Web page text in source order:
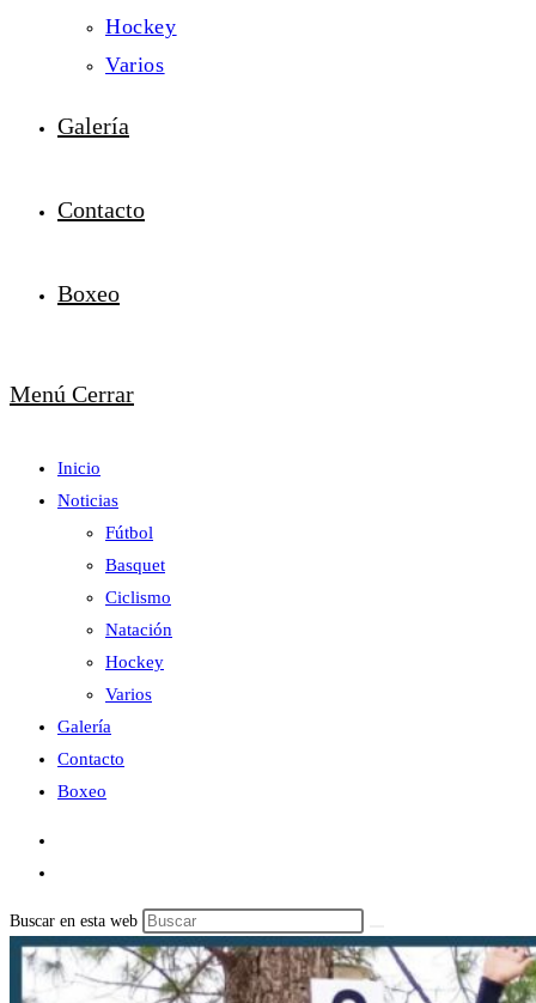
Hockey
Varios
Galería
Contacto
Boxeo
Menú Cerrar
Inicio
Noticias
Fútbol
Basquet
Ciclismo
Natación
Hockey
Varios
Galería
Contacto
Boxeo
Buscar en esta web